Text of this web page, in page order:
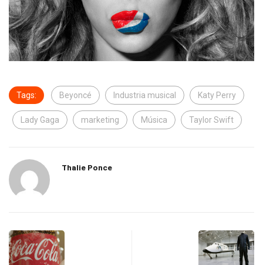
Tags: Beyoncé Industria musical Katy Perry
Lady Gaga marketing Música Taylor Swift
Thalie Ponce